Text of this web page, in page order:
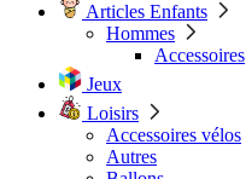
Articles Enfants
Hommes
Accessoires
Jeux
Loisirs
Accessoires vélos
Autres